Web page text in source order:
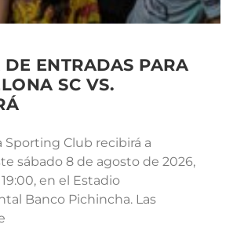
DE ENTRADAS PARA
SC VS.
Sporting Club recibirá a
sábado 8 de agosto de 2026,
en el Estadio
Banco Pichincha. Las